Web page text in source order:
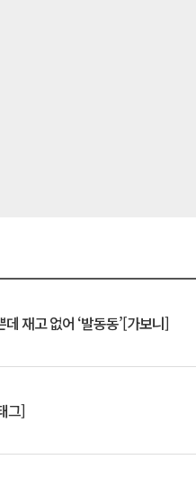
재고 없어 ‘발동동’[가보니]
그]